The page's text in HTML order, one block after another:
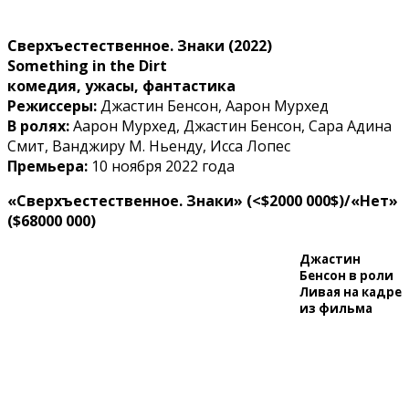
Сверхъестественное. Знаки (2022)
Something in the Dirt
комедия, ужасы, фантастика
Режиссеры:Джастин Бенсон, Аарон Мурхед
В ролях:Аарон Мурхед, Джастин Бенсон, Сара Адина
Смит, Ванджиру М. Ньенду, Исса Лопес
Премьера: 10 ноября 2022 года
«Сверхъестественное. Знаки» (<$2000 000$)/«Нет»
($68000 000)
Джастин
Бенсон в роли
Ливая на кадре
из фильма